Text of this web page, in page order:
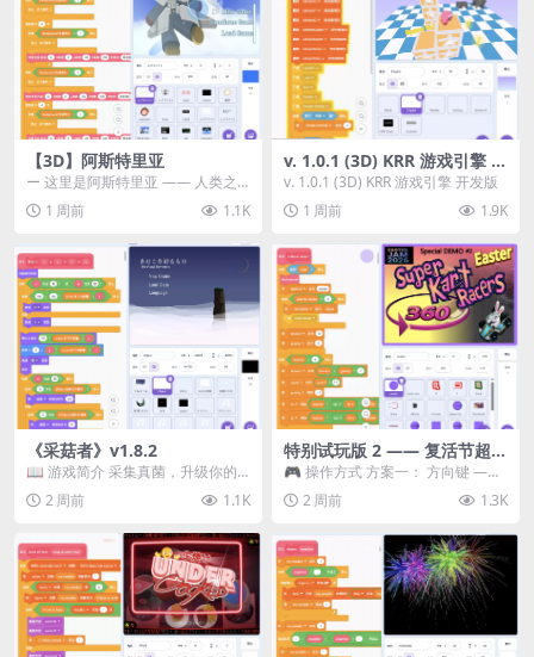
【3D】阿斯特里亚
ー 这里是阿斯特里亚 —— 人类之
罪与未来希望交汇之地 📖 游戏简
介 《阿斯特里...
1 周前 1.1K
v. 1.0.1 (3D) KRR 游戏引擎 开
发版
v. 1.0.1 (3D) KRR 游戏引擎 开发版
1 周前
1.9K
《采菇者》v1.8.2
📖 游戏简介 采集真菌，升级你的
机体，并前往未知领域探索。 这是
一款静谧的探索冒...
2 周前 1.1K
特别试玩版 2 —— 复活节超级
卡丁车赛
🎮 操作方式 方案一： 方向键 ——
移动 Z —— 跳跃 / 漂移 方案二： ...
2 周前 1.3K